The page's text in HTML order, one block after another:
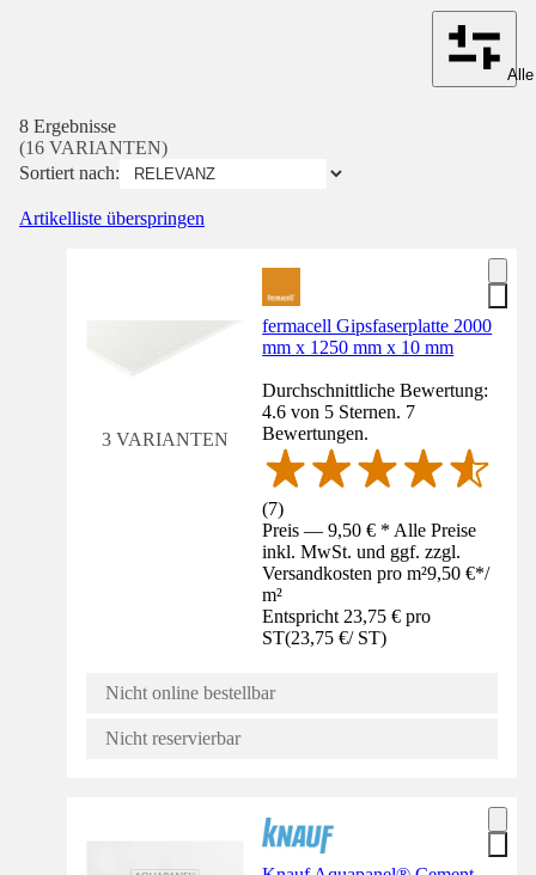
8 Ergebnisse
(16 VARIANTEN)
Sortiert nach:
Artikelliste überspringen
3 VARIANTEN
fermacell Gipsfaserplatte 2000
mm x 1250 mm x 10 mm
Durchschnittliche Bewertung:
4.6 von 5 Sternen. 7
Bewertungen.
(7)
Preis — 9,50 € * Alle Preise
inkl. MwSt. und ggf. zzgl.
Versandkosten pro m²9,50 €*/
m²
Entspricht 23,75 € pro
ST(23,75 €/ ST)
Nicht online bestellbar
Nicht reservierbar